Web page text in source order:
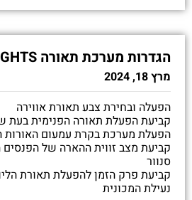
הגדרות מערכת תאורה LIGHTS
מרץ 18, 2024
הפעלה ובחירת צבע תאורת אווירה
קביעת הפעלת תאורה הפנימית בעת
הפעלת מערכת בקרת עמעום האורות
קביעת מצב זווית ההארה של
סנוור
קביעת פרק הזמן להפעלת תאורת
נעילת המכונית